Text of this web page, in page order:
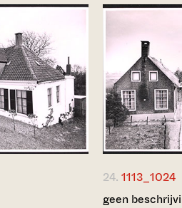
24. 1113_1024
geen